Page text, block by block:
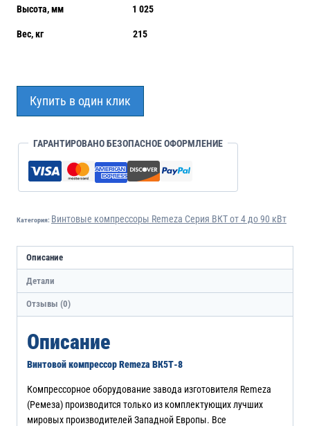
Высота, мм 1 025
Вес, кг 215
Купить в один клик
ГАРАНТИРОВАНО БЕЗОПАСНОЕ ОФОРМЛЕНИЕ
Категория: Винтовые компрессоры Remeza Серия ВКТ от 4 до 90 кВт
Описание
Детали
Отзывы (0)
Описание
Винтовой компрессор Remeza ВК5Т-8
Компрессорное оборудование завода изготовителя Remeza
(Ремеза) производится только из комплектующих лучших
мировых производителей Западной Европы. Все